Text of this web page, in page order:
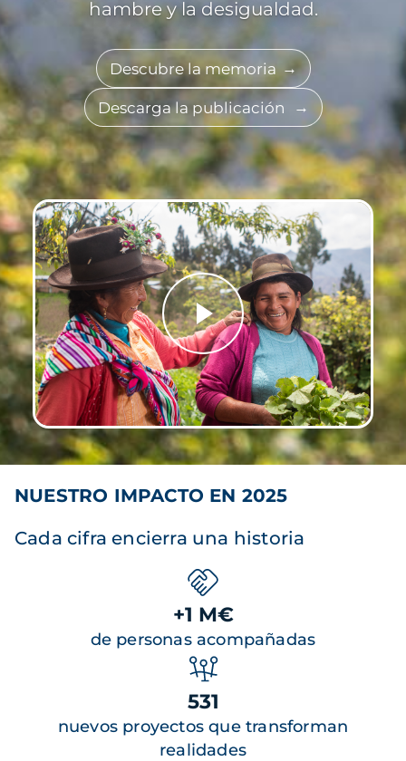
hambre y la desigualdad.
Descubre la memoria
Descarga la publicación
NUESTRO IMPACTO EN 2025
Cada cifra encierra una historia
+1 M€
de personas acompañadas
531
nuevos proyectos que transforman
realidades